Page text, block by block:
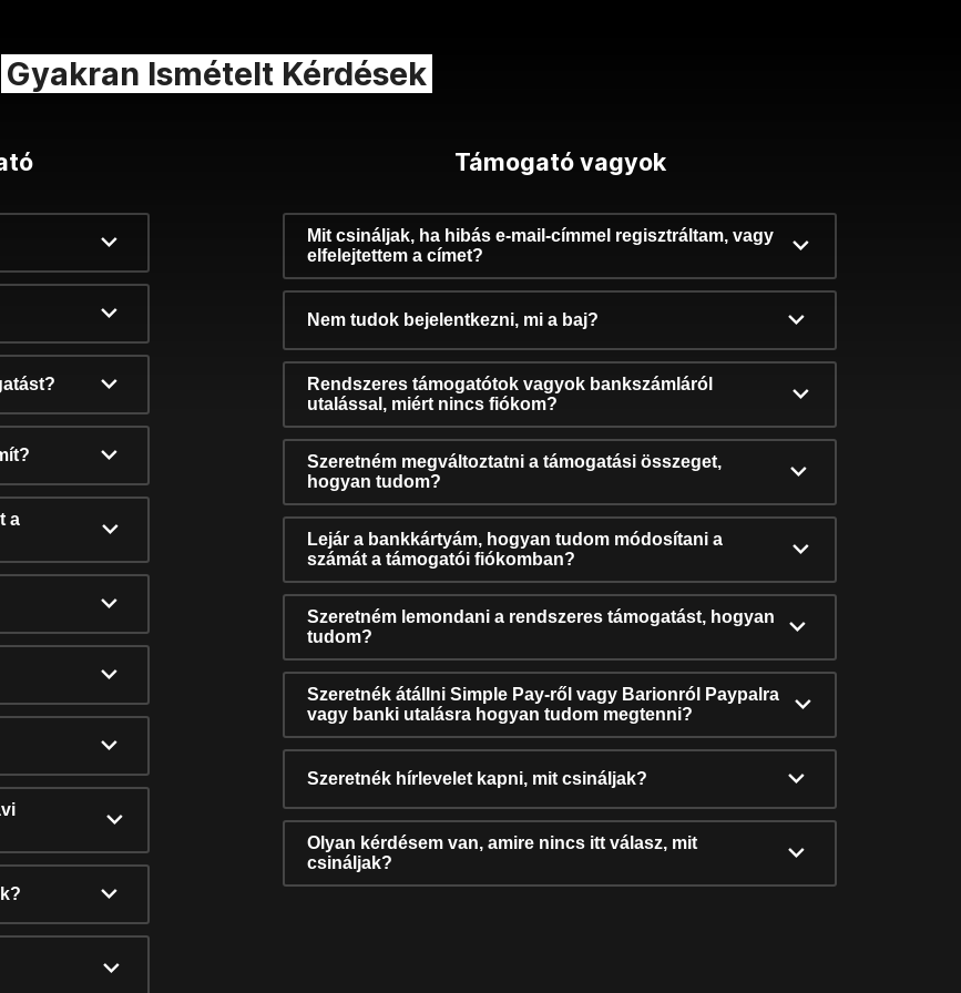
Gyakran Ismételt Kérdések
a
Támogató vagyok
Mit csináljak, ha hibás e-mail-címmel regisztráltam, vagy
elfelejtettem a címet?
Nem tudok bejelentkezni, mi a baj?
Rendszeres támogatótok vagyok bankszámláról
utalással, miért nincs fiókom?
Szeretném megváltoztatni a támogatási összeget,
hogyan tudom?
Lejár a bankkártyám, hogyan tudom módosítani a
számát a támogatói fiókomban?
Szeretném lemondani a rendszeres támogatást, hogyan
tudom?
Szeretnék átállni Simple Pay-ről vagy Barionról Paypalra
vagy banki utalásra hogyan tudom megtenni?
Szeretnék hírlevelet kapni, mit csináljak?
Olyan kérdésem van, amire nincs itt válasz, mit
csináljak?